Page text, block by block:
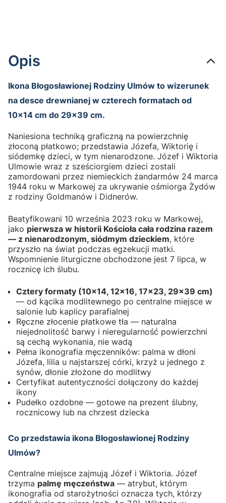
Opis
Ikona Błogosławionej Rodziny Ulmów to wizerunek
na desce drewnianej w czterech formatach od
10×14 cm do 29×39 cm.
Naniesiona techniką graficzną na powierzchnię
złoconą płatkowo; przedstawia Józefa, Wiktorię i
siódemkę dzieci, w tym nienarodzone. Józef i Wiktoria
Ulmowie wraz z sześciorgiem dzieci zostali
zamordowani przez niemieckich żandarmów 24 marca
1944 roku w Markowej za ukrywanie ośmiorga Żydów
z rodziny Goldmanów i Didnerów.
Beatyfikowani 10 września 2023 roku w Markowej,
jako pierwsza w historii Kościoła cała rodzina razem
— z nienarodzonym, siódmym dzieckiem, które
przyszło na świat podczas egzekucji matki.
Wspomnienie liturgiczne obchodzone jest 7 lipca, w
rocznicę ich ślubu.
Cztery formaty (10×14, 12×16, 17×23, 29×39 cm)
— od kącika modlitewnego po centralne miejsce w
salonie lub kaplicy parafialnej
Ręczne złocenie płatkowe tła — naturalna
niejednolitość barwy i nieregularność powierzchni
są cechą wykonania, nie wadą
Pełna ikonografia męczenników: palma w dłoni
Józefa, lilia u najstarszej córki, krzyż u jednego z
synów, dłonie złożone do modlitwy
Certyfikat autentyczności dołączony do każdej
ikony
Pudełko ozdobne — gotowe na prezent ślubny,
rocznicowy lub na chrzest dziecka
Co przedstawia ikona Błogosławionej Rodziny
Ulmów?
Centralne miejsce zajmują Józef i Wiktoria. Józef
trzyma palmę męczeństwa — atrybut, którym
ikonografia od starożytności oznacza tych, którzy